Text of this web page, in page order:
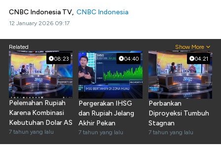
CNBC Indonesia TV, CNBC Indonesia
12 January 2026 09:17
Related Show More
08:23
Pelemahan Rupiah
Karena Kombinasi
Kebutuhan Dolar AS
7 tahun yang lalu
04:40
Pergerakan IHSG
dan Rupiah Jelang
Akhir Pekan
7 tahun yang lalu
04:21
Perbankan
Diproyeksi Tumbuh
Stagnan
7 tahun yang lalu